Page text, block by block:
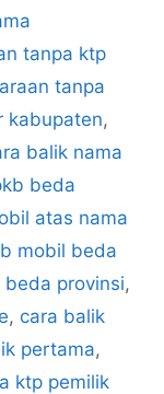
tanpa ktp
tanpa
kabupaten,
balik nama
beda
atas nama
mobil beda
provinsi,
, cara balik
pertama,
ktp pemilik